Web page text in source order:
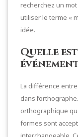
recherchez un
utiliser le terme «
idée.
Quelle
La différence
dans
orthographique
formes sont